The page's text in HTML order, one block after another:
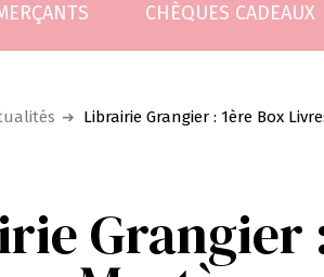
CHÈQUES CADEAUX
Librairie Grangier : 1ère Box
Grangier